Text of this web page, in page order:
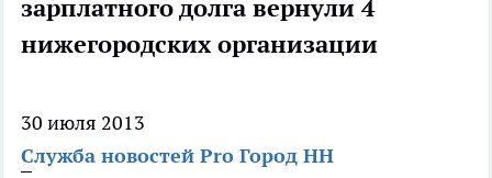
зарплатного долга вернули 4
нижегородских организации
30 июля 2013
Служба новостей Pro Город НН